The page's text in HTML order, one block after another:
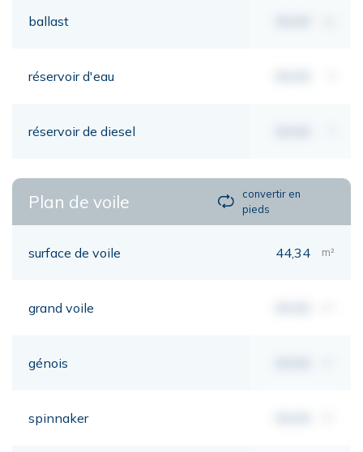
ballast
réservoir d'eau
réservoir de diesel
Plan de voile
convertir en
pieds
surface de voile 44,34 m²
grand voile
génois
spinnaker